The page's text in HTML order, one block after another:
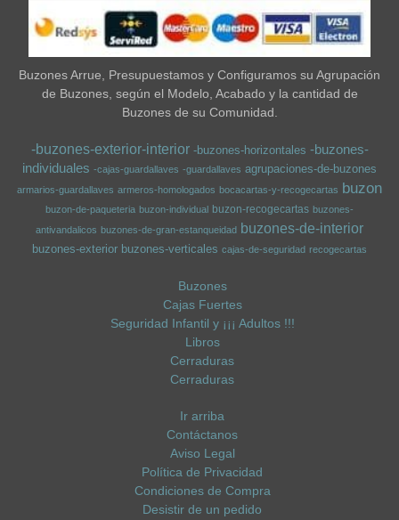
Buzones Arrue, Presupuestamos y Configuramos su Agrupación
de Buzones, según el Modelo, Acabado y la cantidad de
Buzones de su Comunidad.
-buzones-exterior-interior -buzones-horizontales -buzones-
individuales -cajas-guardallaves -guardallaves agrupaciones-de-buzones
armarios-guardallaves armeros-homologados bocacartas-y-recogecartas buzon
buzon-de-paqueteria buzon-individual buzon-recogecartas buzones-
antivandalicos buzones-de-gran-estanqueidad buzones-de-interior
buzones-exterior buzones-verticales cajas-de-seguridad recogecartas
Buzones
Cajas Fuertes
Seguridad Infantil y ¡¡¡ Adultos !!!
Libros
Cerraduras
Cerraduras
Ir arriba
Contáctanos
Aviso Legal
Política de Privacidad
Condiciones de Compra
Desistir de un pedido